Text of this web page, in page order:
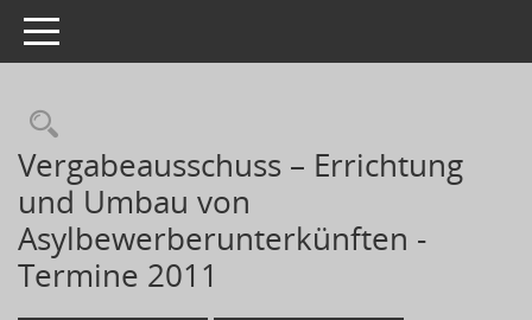
Toggle navigation
Vergabeausschuss – Errichtung
und Umbau von
Asylbewerberunterkünften -
Termine 2011